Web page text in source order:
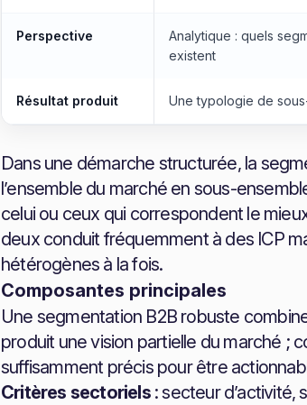
Perspective
Analytique : quels
existent
Résultat produit Une typologie de
Dans une démarche structurée, la
l’ensemble du marché en sous-
celui ou ceux qui correspondent le
deux conduit fréquemment à des ICP
hétérogènes à la fois.
Composantes principales
Une segmentation B2B robuste
produit une vision partielle du marché ;
suffisamment précis pour être
Critères sectoriels: secteur d’activité,